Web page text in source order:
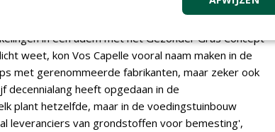
in één adem met het Gezonder Gras Concept
weet, kon Vos Capelle vooral naam maken in de
met gerenommeerde fabrikanten, maar zeker ook
decennialang heeft opgedaan in de
plant hetzelfde, maar in de voedingstuinbouw
leveranciers van grondstoffen voor bemesting',